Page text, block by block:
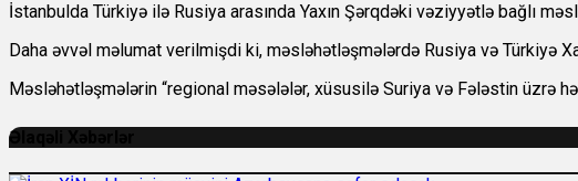
İstanbulda Türkiyə ilə Rusiya arasında Yaxın Şərqdəki vəziyyətlə bağlı
Daha əvvəl məlumat verilmişdi ki, məsləhətləşmələrdə Rusiya və Türkiyə
Məsləhətləşmələrin “regional məsələlər, xüsusilə Suriya və Fələstin üzrə
Əlaqəli Xəbərlər